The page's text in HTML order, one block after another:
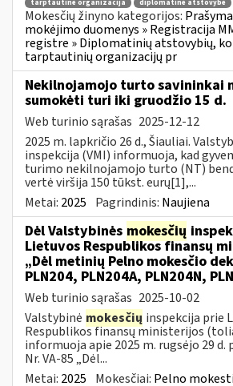
tarptautinė organizacija
diplomatinė atstovybė
Mokesčių žinyno kategorijos:
mokėjimo duomenys » Registracija
registre » Diplomatinių atstovybių,
tarptautinių organizacijų pr
Nekilnojamojo turto savininkai
sumokėti turi iki gruodžio 15 d.
Web turinio sąrašas 2025-12-12
2025 m. lapkričio 26 d., Šiauliai.
inspekcija (VMI) informuoja, kad
turimo nekilnojamojo turto (NT)
vertė viršija 150 tūkst. eurų[1],...
Metai: 2025 Pagrindinis: Naujiena
Dėl Valstybinės mokesčių
Lietuvos Respublikos finansų
„Dėl metinių Pelno mokesčio
PLN204, PLN204A, PLN204N,
Web turinio sąrašas 2025-10-02
Valstybinė mokesčių inspekcija prie
Respublikos finansų ministerijos
informuoja apie 2025 m. rugsėjo 29
Nr. VA-85 „Dėl...
Metai: 2025 Mokesčiai: Pelno